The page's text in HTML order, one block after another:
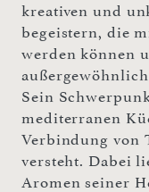
kreativen und
begeistern, die
werden können
Sein
mediterranen
Verbindung von
versteht. Dabei
Aromen seiner